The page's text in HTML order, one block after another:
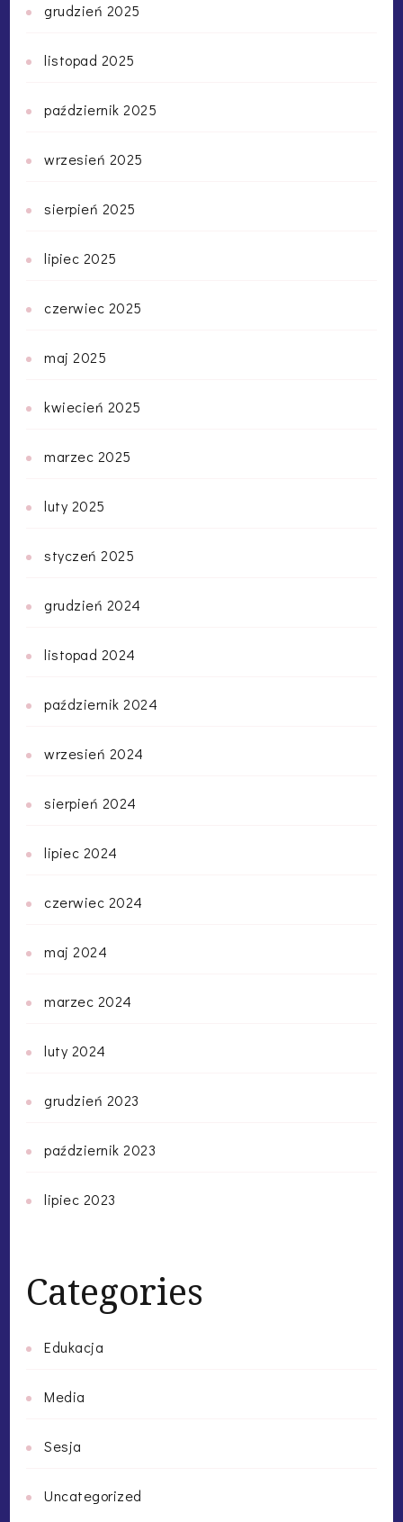
grudzień 2025
listopad 2025
październik 2025
wrzesień 2025
sierpień 2025
lipiec 2025
czerwiec 2025
maj 2025
kwiecień 2025
marzec 2025
luty 2025
styczeń 2025
grudzień 2024
listopad 2024
październik 2024
wrzesień 2024
sierpień 2024
lipiec 2024
czerwiec 2024
maj 2024
marzec 2024
luty 2024
grudzień 2023
październik 2023
lipiec 2023
Categories
Edukacja
Media
Sesja
Uncategorized